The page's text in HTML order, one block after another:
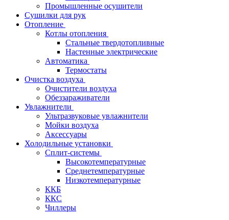
Промышленные осушители
Сушилки для рук
Отопление
Котлы отопления
Стальные твердотопливные
Настенные электрические
Автоматика
Термостаты
Очистка воздуха
Очистители воздуха
Обеззараживатели
Увлажнители
Ультразвуковые увлажнители
Мойки воздуха
Аксессуары
Холодильные установки
Сплит-системы
Высокотемпературные
Среднетемпературные
Низкотемпературные
ККБ
ККС
Чиллеры